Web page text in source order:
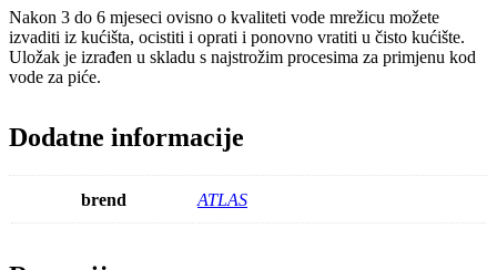
Nakon 3 do 6 mjeseci ovisno o kvaliteti vode mrežicu možete
izvaditi iz kućišta, ocistiti i oprati i ponovno vratiti u čisto kućište.
Uložak je izrađen u skladu s najstrožim procesima za primjenu kod
vode za piće.
Dodatne informacije
brend ATLAS